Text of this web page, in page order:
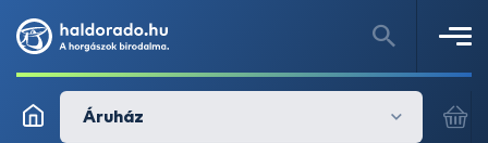
Áruház